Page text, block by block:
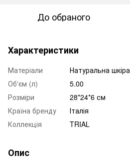
До обраного
Характеристики
Матеріали
Натуральна шкіра
Об'єм (л)
5.00
Розміри
28*24*6 см
Країна бренду
Італія
Коллекція
TRIAL
Опис